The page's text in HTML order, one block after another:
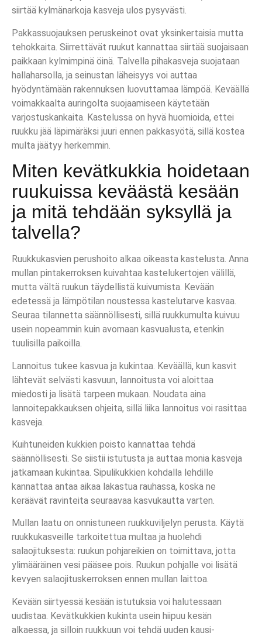
siirtää kylmänarkoja kasveja ulos pysyvästi.
Pakkassuojauksen peruskeinot ovat yksinkertaisia mutta
tehokkaita. Siirrettävät ruukut kannattaa siirtää suojaisaan
paikkaan kylmimpinä öinä. Talvella pihakasveja suojataan
hallaharsolla, ja seinustan läheisyys voi auttaa
hyödyntämään rakennuksen luovuttamaa lämpöä. Keväällä
voimakkaalta auringolta suojaamiseen käytetään
varjostuskankaita. Kastelussa on hyvä huomioida, ettei
ruukku jää läpimäräksi juuri ennen pakkasyötä, sillä kostea
multa jäätyy herkemmin.
Miten kevätkukkia hoidetaan
ruukuissa keväästä kesään
ja mitä tehdään syksyllä ja
talvella?
Ruukkukasvien perushoito alkaa oikeasta kastelusta. Anna
mullan pintakerroksen kuivahtaa kastelukertojen välillä,
mutta vältä ruukun täydellistä kuivumista. Kevään
edetessä ja lämpötilan noustessa kastelutarve kasvaa.
Seuraa tilannetta säännöllisesti, sillä ruukkumulta kuivuu
usein nopeammin kuin avomaan kasvualusta, etenkin
tuulisilla paikoilla.
Lannoitus tukee kasvua ja kukintaa. Keväällä, kun kasvit
lähtevät selvästi kasvuun, lannoitusta voi aloittaa
miedosti ja lisätä tarpeen mukaan. Noudata aina
lannoitepakkauksen ohjeita, sillä liika lannoitus voi rasittaa
kasveja.
Kuihtuneiden kukkien poisto kannattaa tehdä
säännöllisesti. Se siistii istutusta ja auttaa monia kasveja
jatkamaan kukintaa. Sipulikukkien kohdalla lehdille
kannattaa antaa aikaa lakastua rauhassa, koska ne
keräävät ravinteita seuraavaa kasvukautta varten.
Mullan laatu on onnistuneen ruukkuviljelyn perusta. Käytä
ruukkukasveille tarkoitettua multaa ja huolehdi
salaojituksesta: ruukun pohjareikien on toimittava, jotta
ylimääräinen vesi pääsee pois. Ruukun pohjalle voi lisätä
kevyen salaojituskerroksen ennen mullan laittoa.
Kevään siirtyessä kesään istutuksia voi halutessaan
uudistaa. Kevätkukkien kukinta usein hiipuu kesän
alkaessa, ja silloin ruukkuun voi tehdä uuden kausi-